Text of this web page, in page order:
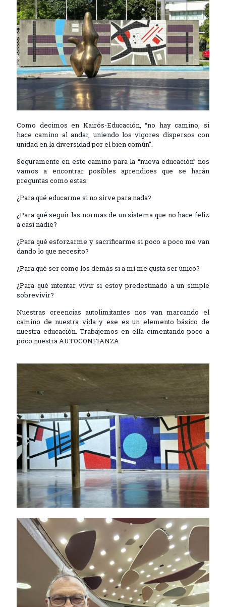
Como decimos en Kairós-Educación, “no hay camino, si
hace camino al andar, uniendo los vigores dispersos con
unidad en la diversidad por el bien común”.
Seguramente en este camino para la “nueva educación” nos
vamos a encontrar posibles aprendices que se harán
preguntas como estas:
¿Para qué educarme si no sirve para nada?
¿Para qué seguir las normas de un sistema que no hace feliz
a casi nadie?
¿Para qué esforzarme y sacrificarme si poco a poco me van
dando lo que necesito?
¿Para qué ser como los demás si a mí me gusta ser único?
¿Para qué intentar vivir si estoy predestinado a un simple
sobrevivir?
Nuestras creencias autolimitantes nos van marcando el
camino de nuestra vida y ese es un elemento básico de
nuestra educación. Trabajemos en ella cimentando poco a
poco nuestra AUTOCONFIANZA.